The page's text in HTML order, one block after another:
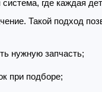
система, где каждая
Такой подход
нужную запчасть;
при подборе;